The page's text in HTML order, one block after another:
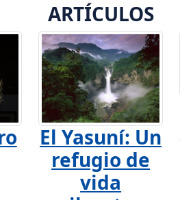
ARTÍCULOS
El Yasuní: Un
refugio de
vida